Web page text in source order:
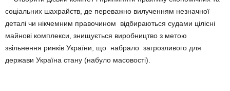
соціальних шахрайств, де переважно вилученням незначної
деталі чи нікчемним правочином відбираються судами цілісні
майнові комплекси, знищується виробництво з метою
звільнення ринків України, що набрало загрозливого для
держави Україна стану (набуло масовості).